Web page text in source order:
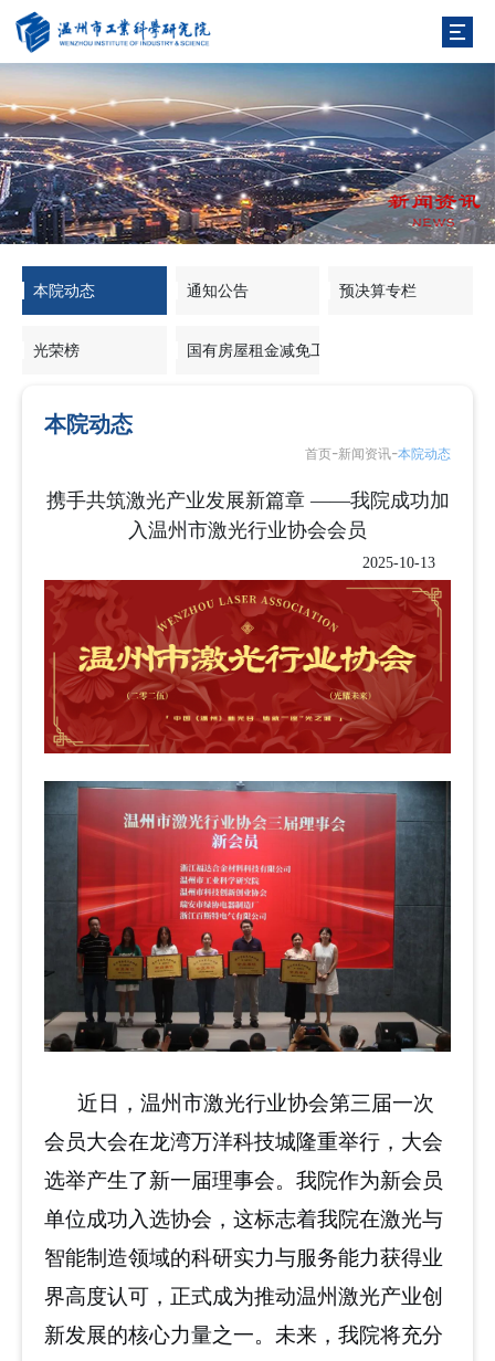
本院动态 通知公告 预决算专栏
光荣榜 国有房屋租金减免工作专栏
本院动态
首页-新闻资讯-本院动态
携手共筑激光产业发展新篇章 ——我院成功加
入温州市激光行业协会会员
2025-10-13
近日，温州市激光行业协会第三届一次
会员大会在龙湾万洋科技城隆重举行，大会
选举产生了新一届理事会。我院作为新会员
单位成功入选协会，这标志着我院在激光与
智能制造领域的科研实力与服务能力获得业
界高度认可，正式成为推动温州激光产业创
新发展的核心力量之一。未来，我院将充分